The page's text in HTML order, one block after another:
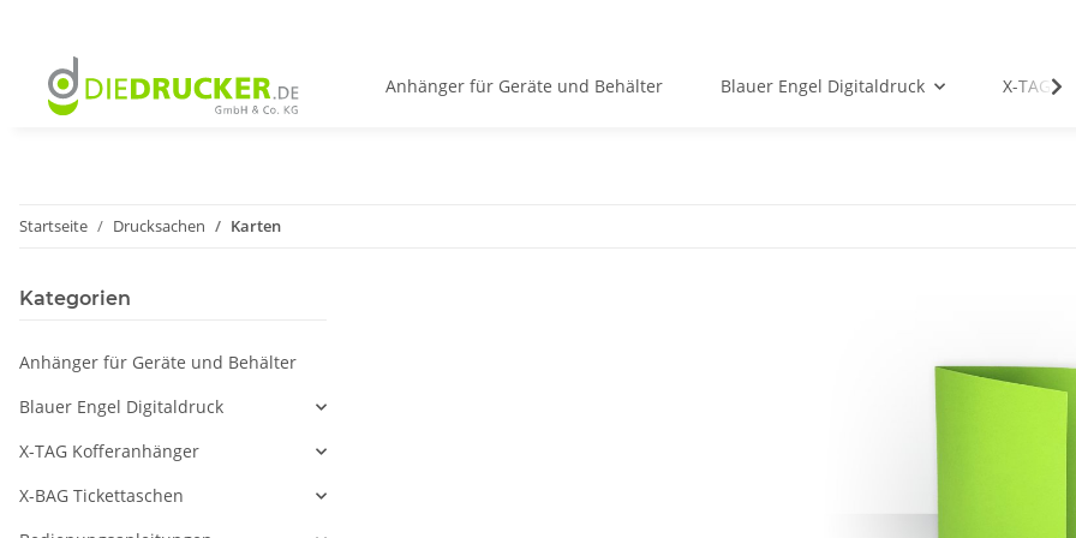
Anhänger für Geräte und Behälter Blauer Engel Digitaldruck X-TAG
Startseite Drucksachen Karten
Kategorien
Anhänger für Geräte und Behälter
Blauer Engel Digitaldruck
X-TAG Kofferanhänger
X-BAG Tickettaschen